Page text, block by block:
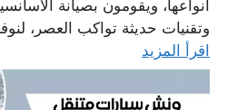
أنواعها، ويقومون بصيانة
وتقنيات حديثة تواكب العصر،
اقرأ المزيد